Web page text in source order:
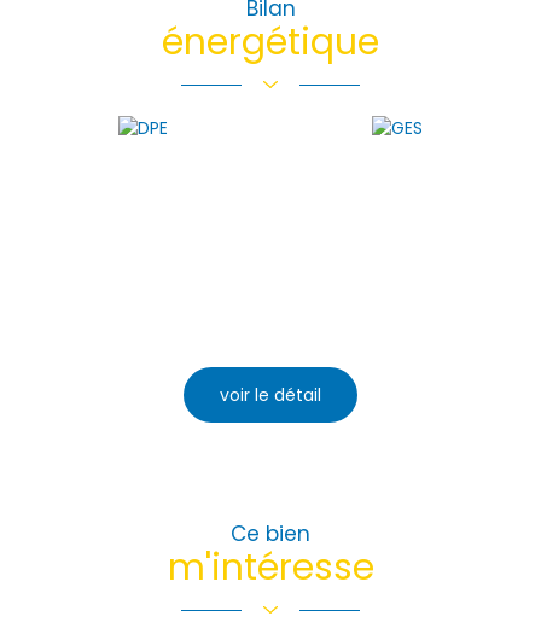
Pratique
mairie
Bilan
énergétique
voir le détail
Ce bien
m'intéresse